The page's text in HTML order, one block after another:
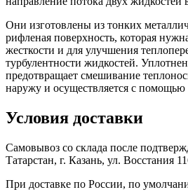
Они изготовлены из тонких
рифленая поверхность, которая
жесткости и для улучшения
турбулентности жидкостей.
предотвращает смешивание
наружу и осуществляется с помощью
Условия доставки
Самовывоз со склада после
Татарстан, г. Казань, ул. Восстания
При доставке по России, по